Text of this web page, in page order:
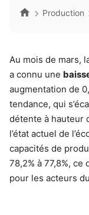
Production
Au mois de mars,
a connu une
augmentation de
tendance, qui
détente à hauteur
l’état actuel de
capacités de
78,2% à 77,8%,
pour les acteurs